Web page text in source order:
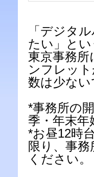
「デジタ
たい」とい
東京事務所
ンフレット
数は少な
*事務所の
季・年末
*お昼12時
限り、事
ください。